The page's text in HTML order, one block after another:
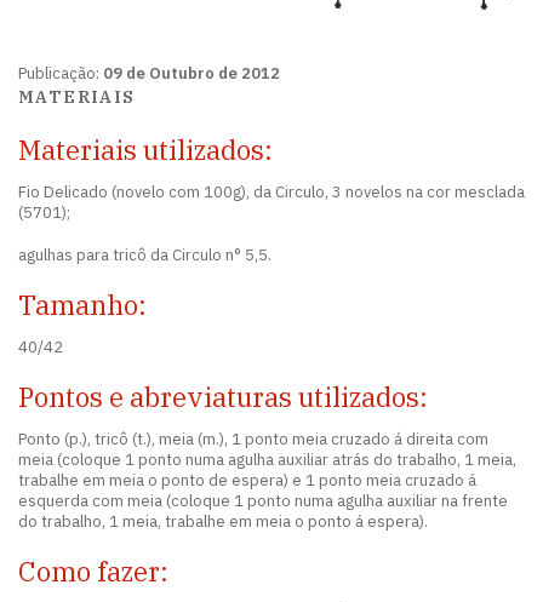
Publicação: 09 de Outubro de 2012
MATERIAIS
Materiais utilizados:
Fio Delicado (novelo com 100g), da Circulo, 3 novelos na cor mesclada
(5701);
agulhas para tricô da Circulo n° 5,5.
Tamanho:
40/42
Pontos e abreviaturas utilizados:
Ponto (p.), tricô (t.), meia (m.), 1 ponto meia cruzado á direita com
meia (coloque 1 ponto numa agulha auxiliar atrás do trabalho, 1 meia,
trabalhe em meia o ponto de espera) e 1 ponto meia cruzado á
esquerda com meia (coloque 1 ponto numa agulha auxiliar na frente
do trabalho, 1 meia, trabalhe em meia o ponto á espera).
Como fazer: